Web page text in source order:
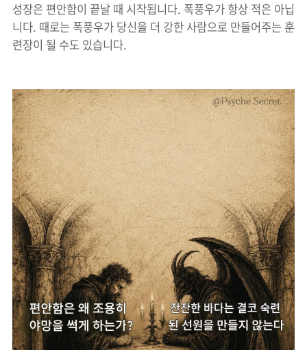
성장은 편안함이 끝날 때 시작됩니다. 폭풍우가 항상 적은 아닙
니다. 때로는 폭풍우가 당신을 더 강한 사람으로 만들어주는 훈
련장이 될 수도 있습니다.